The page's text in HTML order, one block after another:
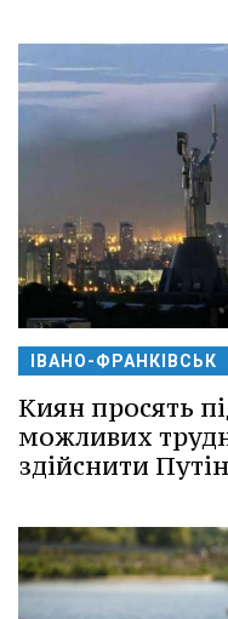
ІВАНО-ФРАНКІВСЬК
Киян просять
можливих
здійснити